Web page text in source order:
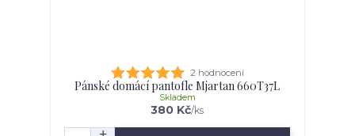
2 hodnocení
Pánské domácí pantofle Mjartan 660T37L
380 Kč/ks
Skladem